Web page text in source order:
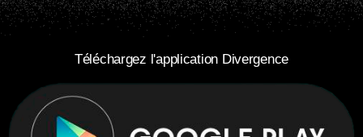
Téléchargez l'application Divergence